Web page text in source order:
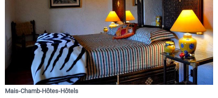
Mais-Chamb-Hôtes-Hôtels